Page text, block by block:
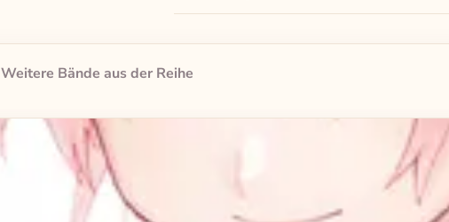
Weitere Bände aus der Reihe